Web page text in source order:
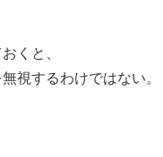
くと、
視するわけではない。